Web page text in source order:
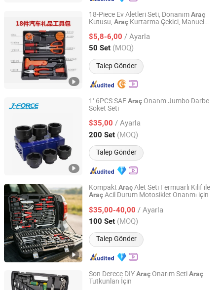
18-Piece Ev Aletleri Seti, DonanımAraç
Kutusu, Araç Kurtarma Çekici, Manuel
$5,8-6,00 / Ayarla
50 Set (MOQ)
Talep Gönder
Foshan Lingaode Trading Company Limited
Guangdong, China Fiyat 2025
1'' 6PCS SAEAraç Onarım Jumbo Darbe
Soket Seti
$35,00 / Ayarla
200 Set (MOQ)
Talep Gönder
Shandong Jiexili Tools Manufacturing Co.,Ltd
Shandong, China Fiyat 2023
Kompakt AraçAlet Seti Fermuarlı Kılıf ile
AraçAcil Durum Motosiklet Onarımı için
$35,00-40,00 / Ayarla
100 Set (MOQ)
Talep Gönder
Hangzhou Union Hardware Co., Ltd
Zhejiang, China Fiyat 2023
Son Derece DIYAraç Onarım SetiAraç
Tutkunları İçin
Hangzhou Chongqin Tech Co., Ltd.